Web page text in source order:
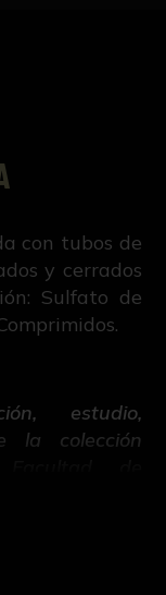
con tubos de
y cerrados
Sulfato de
estudio,
la colección
inédita,
2018).